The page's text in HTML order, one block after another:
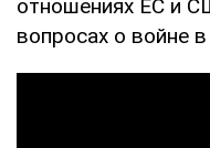
отношениях ЕС и
вопросах о войне